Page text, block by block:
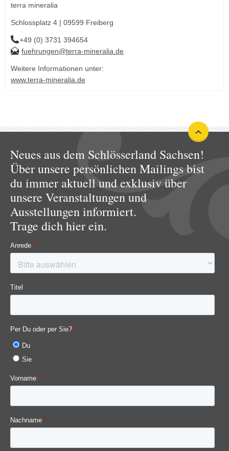
terra mineralia
Schlossplatz 4 | 09599 Freiberg
+49 (0) 3731 394654
fuehrungen@terra-mineralia.de
Weitere Informationen unter:
www.terra-mineralia.de
Neues aus dem Schlösserland Sachsen!
Über unsere persönlichen Mailings bist
du immer aktuell und exklusiv über
unsere Veranstaltungen und
Ausstellungen informiert.
Trage dich hier ein.